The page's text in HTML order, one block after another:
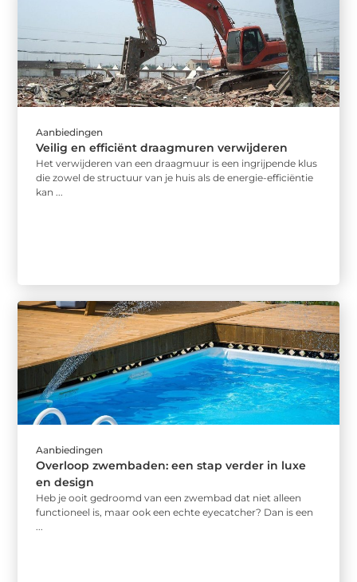
Aanbiedingen
Veilig en efficiënt draagmuren verwijderen
Het verwijderen van een draagmuur is een ingrijpende klus
die zowel de structuur van je huis als de energie-efficiëntie
kan ...
Aanbiedingen
Overloop zwembaden: een stap verder in luxe
en design
Heb je ooit gedroomd van een zwembad dat niet alleen
functioneel is, maar ook een echte eyecatcher? Dan is een